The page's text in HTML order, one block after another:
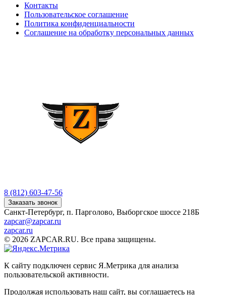
Контакты
Пользовательское соглашение
Политика конфиденциальности
Соглашение на обработку персональных данных
8 (812) 603-47-56
Заказать звонок
Санкт-Петербург, п. Парголово, Выборгское шоссе 218Б
zapcar@zapcar.ru
zapcar.ru
© 2026 ZAPCAR.RU. Все права защищены.
К сайту подключен сервис Я.Метрика для анализа
пользовательской активности.
Продолжая использовать наш сайт, вы соглашаетесь на